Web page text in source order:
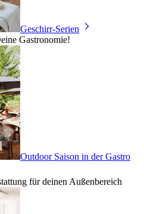
Geschirr-Serien
Gastronomie!
Outdoor Saison in der Gastro
für deinen Außenbereich